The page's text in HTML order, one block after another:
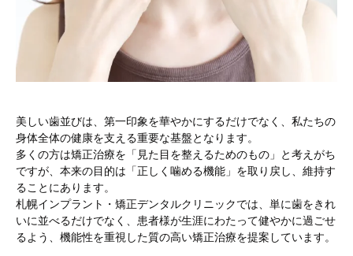
美しい歯並びは、第一印象を華やかにするだけでなく、私たちの
身体全体の健康を支える重要な基盤となります。
多くの方は矯正治療を「見た目を整えるためのもの」と考えがち
ですが、本来の目的は「正しく噛める機能」を取り戻し、維持す
ることにあります。
札幌インプラント・矯正デンタルクリニックでは、単に歯をきれ
いに並べるだけでなく、患者様が生涯にわたって健やかに過ごせ
るよう、機能性を重視した質の高い矯正治療を提案しています。